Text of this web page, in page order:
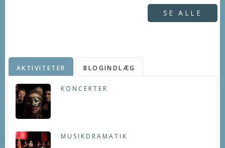
SE ALLE
AKTIVITETER BLOGINDLÆG
KONCERTER
MUSIKDRAMATIK